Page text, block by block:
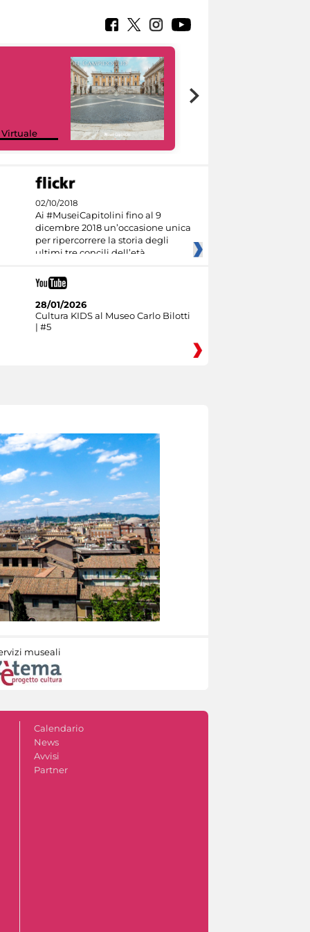
Virtuale
02/10/2018
Ai #MuseiCapitolini fino al 9
dicembre 2018 un’occasione unica
per ripercorrere la storia degli
ultimi tre concili dell’età
28/01/2026
Cultura KIDS al Museo Carlo Bilotti
| #5
museali
Calendario
News
Avvisi
Partner